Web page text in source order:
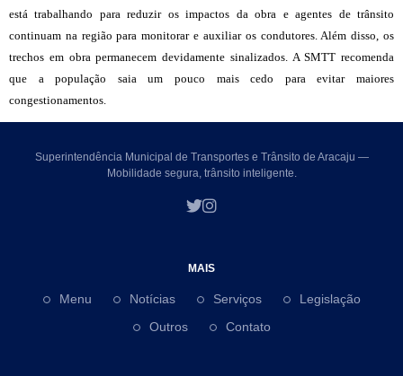
está trabalhando para reduzir os impactos da obra e agentes de trânsito
continuam na região para monitorar e auxiliar os condutores. Além disso, os
trechos em obra permanecem devidamente sinalizados. A SMTT recomenda
que a população saia um pouco mais cedo para evitar maiores
congestionamentos.
Superintendência Municipal de Transportes e Trânsito de Aracaju —
Mobilidade segura, trânsito inteligente.
MAIS
Menu Notícias Serviços
Legislação
Outros
Contato